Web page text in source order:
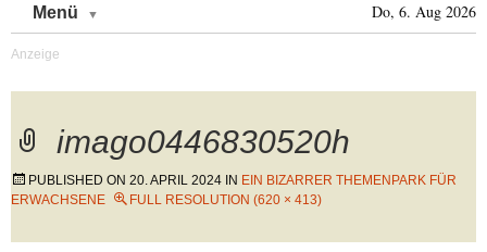
Menü Do, 6. Aug 2026
imago0446830520h
PUBLISHED ON 20. APRIL 2024 IN EIN BIZARRER THEMENPARK FÜR
ERWACHSENE
FULL RESOLUTION (620 × 413)